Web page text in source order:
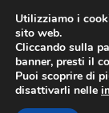
contenuto
Utilizziamo i
sito web.
Cliccando sulla
banner, presti il
Puoi scoprire di
disattivarli nelle